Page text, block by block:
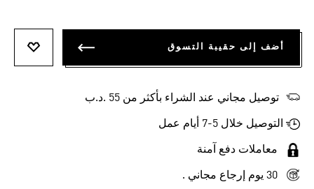
أضف إلى حقيبة التسوق
توصيل مجاني عند الشراء بأكثر من 55 .د.ب‎
التوصيل خلال 5-7 أيام عمل
معاملات دفع آمنة